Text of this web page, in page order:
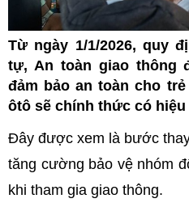
Từ ngày 1/1/2026, quy
tự, An toàn giao thông
đảm bảo an toàn cho
ôtô sẽ chính thức có
Đây được xem là bước
tăng cường bảo vệ nhóm
khi tham gia giao thông.